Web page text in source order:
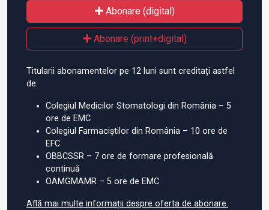
Abonare (digital)
Abonare (print+digital)
Titularii abonamentelor pe 12 luni sunt creditați astfel
de:
Colegiul Medicilor Stomatologi din România – 5
ore de EMC
Colegiul Farmaciștilor din România – 10 ore de
EFC
OBBCSSR – 7 ore de formare profesională
continuă
OAMGMAMR – 5 ore de EMC
Află mai multe informații despre oferta de abonare.